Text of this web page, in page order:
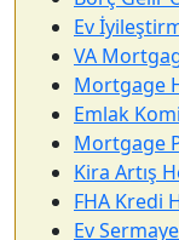
Ev
VA
Mortgage
Emlak
Mortgage
Kira Artış
FHA Kredi
Ev